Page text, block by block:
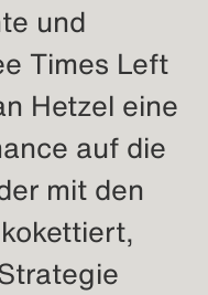
und
Times Left
Hetzel eine
auf die
mit den